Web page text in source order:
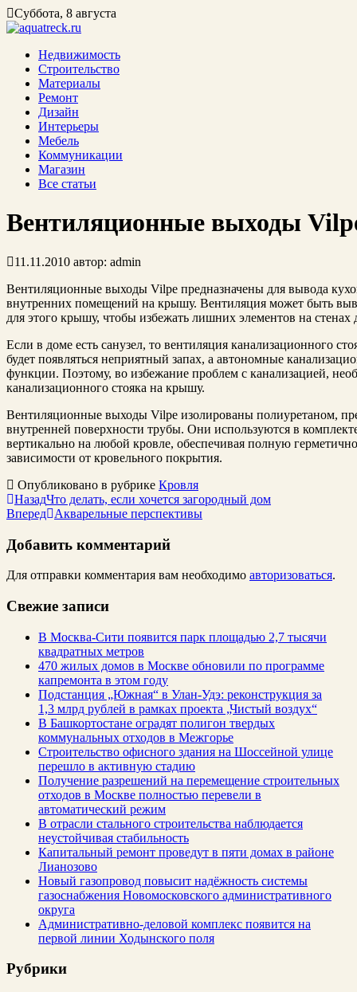
Суббота, 8 августа
Недвижимость
Строительство
Материалы
Ремонт
Дизайн
Интерьеры
Мебель
Коммуникации
Магазин
Все статьи
Вентиляционные выходы
11.11.2010 автор: admin
Вентиляционные выходы Vilpe предназначены для вывода
внутренних помещений на крышу. Вентиляция может быть
для этого крышу, чтобы избежать лишних элементов на стенах
Если в доме есть санузел, то вентиляция канализационного
будет появляться неприятный запах, а автономные
функции. Поэтому, во избежание проблем с канализацией,
канализационного стояка на крышу.
Вентиляционные выходы Vilpe изолированы полиуретаном,
внутренней поверхности трубы. Они используются в
вертикально на любой кровле, обеспечивая полную
зависимости от кровельного покрытия.
Опубликовано в рубрике Кровля
НазадЧто делать, если хочется загородный дом
Вперед
Акварельные перспективы
Добавить комментарий
Для отправки комментария вам необходимо авторизоваться.
Свежие записи
В Москва-Сити появится парк площадью 2,7 тысячи
квадратных метров
470 жилых домов в Москве обновили по программе
капремонта в этом году
Подстанция „Южная“ в Улан‑Удэ: реконструкция за
1,3 млрд рублей в рамках проекта „Чистый воздух“
В Башкортостане оградят полигон твердых
коммунальных отходов в Межгорье
Строительство офисного здания на Шоссейной улице
перешло в активную стадию
Получение разрешений на перемещение строительных
отходов в Москве полностью перевели в
автоматический режим
В отрасли стального строительства наблюдается
неустойчивая стабильность
Капитальный ремонт проведут в пяти домах в районе
Лианозово
Новый газопровод повысит надёжность системы
газоснабжения Новомосковского административного
округа
Административно-деловой комплекс появится на
первой линии Ходынского поля
Рубрики